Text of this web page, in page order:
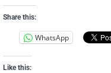
Share this:
WhatsApp
Like this: